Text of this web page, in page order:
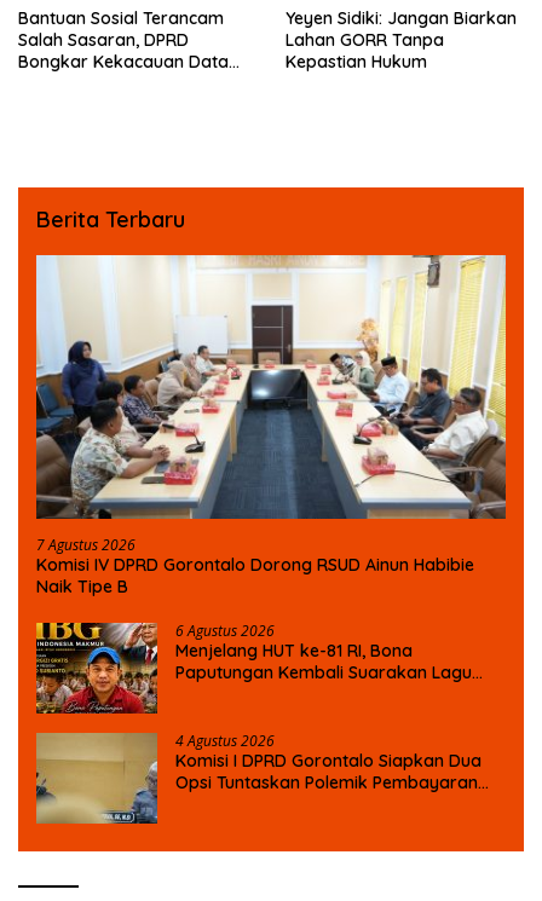
Bantuan Sosial Terancam
Salah Sasaran, DPRD
Bongkar Kekacauan Data
Yeyen Sidiki: Jangan Biarkan
Lahan GORR Tanpa
Kepastian Hukum
Berita Terbaru
7 Agustus 2026
Komisi IV DPRD Gorontalo Dorong RSUD Ainun Habibie
Naik Tipe B
6 Agustus 2026
Menjelang HUT ke-81 RI, Bona
Paputungan Kembali Suarakan Lagu
4 Agustus 2026
Komisi I DPRD Gorontalo Siapkan Dua
Opsi Tuntaskan Polemik Pembayaran